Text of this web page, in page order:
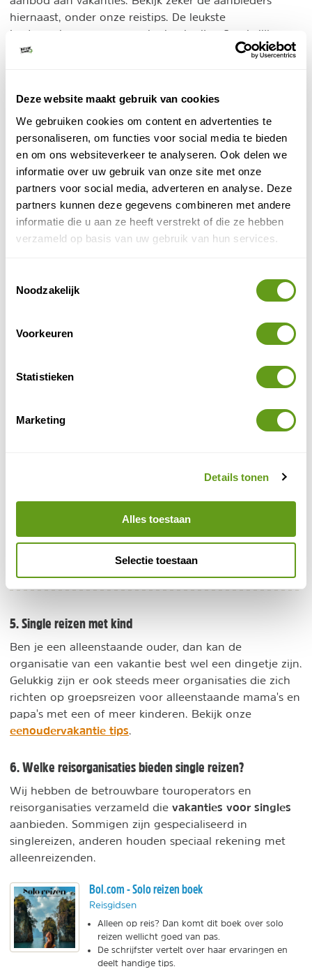
Deze website maakt gebruik van cookies
We gebruiken cookies om content en advertenties te
personaliseren, om functies voor social media te bieden
en om ons websiteverkeer te analyseren. Ook delen we
informatie over uw gebruik van onze site met onze
partners voor social media, adverteren en analyse. Deze
partners kunnen deze gegevens combineren met andere
informatie die u aan ze heeft verstrekt of die ze hebben
verzameld op basis van uw gebruik van hun services.
Noodzakelijk
Voorkeuren
Statistieken
Marketing
Details tonen
Alles toestaan
Selectie toestaan
hiernaast, onder onze reistips. De leukste
bestemmingen voor een singlereis zijn afhankelijk van
je eigen wens: Spanje, Frankrijk, Griekenland, Duitsland,
4. Single verre reizen
Tegenwoordig hebben de meeste grote
reisorganisaties en touroperators ook verre reizen voor
singles . Zo kan je groepsreizen voor singles boeken
naar de mooiste landen en bestemmingen over de
hele wereld. Heb je dus voor de komende reis geen
reispartner en vind je in je eentje reizen niet leuk?
Boek dan een mooie vakantie met andere singles en
bijvoorbeeld tot de mogelijkheden.
Avontuurlijke reizen voor singles en mensen die
natuur. Lees meer op de site van Sawadee.
Habari Travel - Rondreizen, single vriendelijk
Singlereis
Single vriendelijke rondreizen door Oeganda,
eigen kamer of tent!
5. Single reizen met kind
Ben je een alleenstaande ouder, dan kan de
organisatie van een vakantie best wel een dingetje zijn.
Gelukkig zijn er ook steeds meer organisaties die zich
richten op groepsreizen voor alleenstaande mama's en
papa's met een of meer kinderen. Bekijk onze
eenoudervakantie tips.
6. Welke reisorganisaties bieden single reizen?
Wij hebben de betrouwbare touroperators en
reisorganisaties verzameld die vakanties voor singles
aanbieden. Sommigen zijn gespecialiseerd in
singlereizen, anderen houden speciaal rekening met
alleenreizenden.
Bol.com - Solo reizen boek
Reisgidsen
Alleen op reis? Dan komt dit boek over solo
reizen wellicht goed van pas.
De schrijfster vertelt over haar ervaringen en
deelt handige tips.